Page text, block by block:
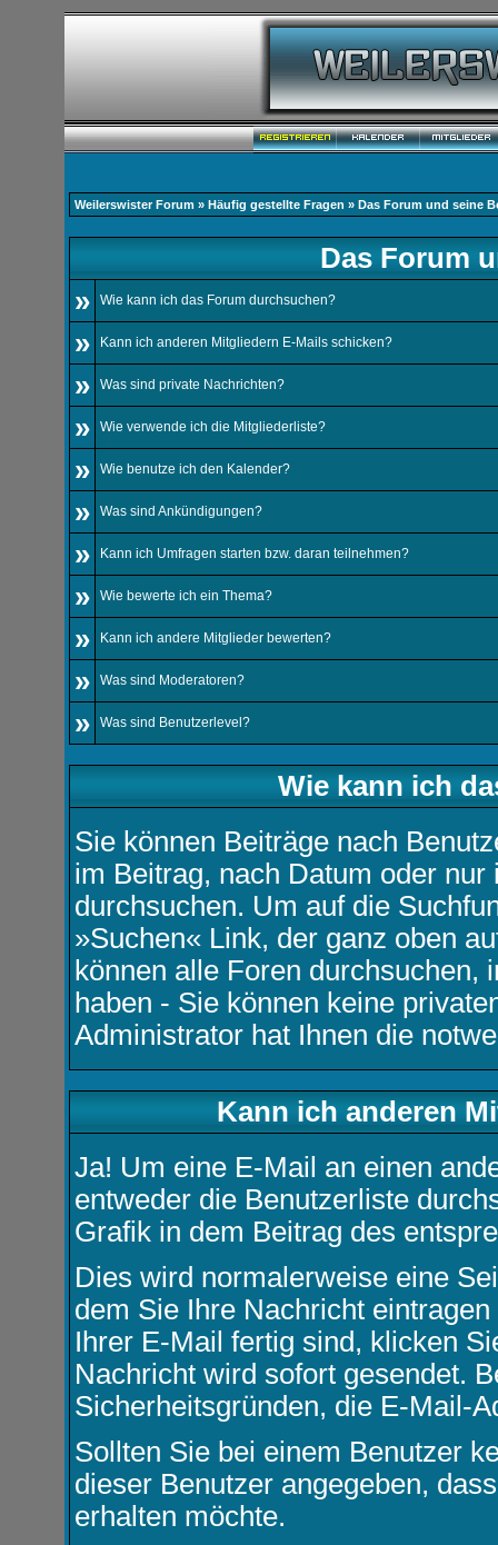
Weilerswister Forum » Häufig gestellte Fragen » Das Forum und seine
Das Forum
»
Wie kann ich das Forum durchsuchen?
» Kann ich anderen Mitgliedern E-Mails schicken?
» Was sind private Nachrichten?
» Wie verwende ich die Mitgliederliste?
» Wie benutze ich den Kalender?
» Was sind Ankündigungen?
» Kann ich Umfragen starten bzw. daran teilnehmen?
» Wie bewerte ich ein Thema?
» Kann ich andere Mitglieder bewerten?
» Was sind Moderatoren?
» Was sind Benutzerlevel?
Wie kann ich
Sie können Beiträge nach
im Beitrag, nach Datum oder
durchsuchen. Um auf die
»Suchen« Link, der ganz oben
können alle Foren durchsuchen,
haben - Sie können keine
Administrator hat Ihnen die
Kann ich anderen
Ja! Um eine E-Mail an einen
entweder die Benutzerliste
Grafik in dem Beitrag des
Dies wird normalerweise eine
dem Sie Ihre Nachricht
Ihrer E-Mail fertig sind, klicken
Nachricht wird sofort gesendet.
Sicherheitsgründen, die E-Mail-
Sollten Sie bei einem Benutzer
dieser Benutzer angegeben,
erhalten möchte.